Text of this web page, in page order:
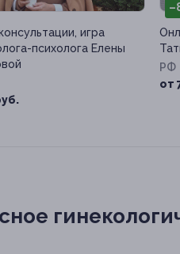
игра
психолога Елены
РФ
от